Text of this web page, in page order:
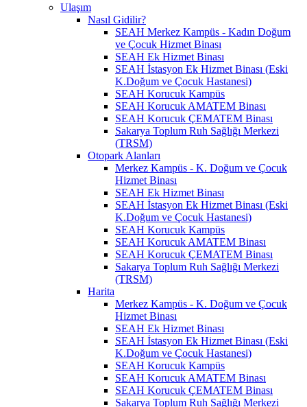
Ulaşım
Nasıl Gidilir?
SEAH Merkez Kampüs - Kadın Doğum
ve Çocuk Hizmet Binası
SEAH Ek Hizmet Binası
SEAH İstasyon Ek Hizmet Binası (Eski
K.Doğum ve Çocuk Hastanesi)
SEAH Korucuk Kampüs
SEAH Korucuk AMATEM Binası
SEAH Korucuk ÇEMATEM Binası
Sakarya Toplum Ruh Sağlığı Merkezi
(TRSM)
Otopark Alanları
Merkez Kampüs - K. Doğum ve Çocuk
Hizmet Binası
SEAH Ek Hizmet Binası
SEAH İstasyon Ek Hizmet Binası (Eski
K.Doğum ve Çocuk Hastanesi)
SEAH Korucuk Kampüs
SEAH Korucuk AMATEM Binası
SEAH Korucuk ÇEMATEM Binası
Sakarya Toplum Ruh Sağlığı Merkezi
(TRSM)
Harita
Merkez Kampüs - K. Doğum ve Çocuk
Hizmet Binası
SEAH Ek Hizmet Binası
SEAH İstasyon Ek Hizmet Binası (Eski
K.Doğum ve Çocuk Hastanesi)
SEAH Korucuk Kampüs
SEAH Korucuk AMATEM Binası
SEAH Korucuk ÇEMATEM Binası
Sakarya Toplum Ruh Sağlığı Merkezi